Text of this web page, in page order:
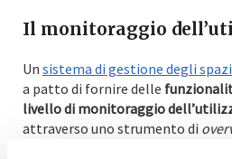
Il monitoraggio
Un sistema di gestione degli spazi
a patto di fornire delle
livello di monitoraggio
attraverso uno strumento di
dell’utilizzo o del mancato